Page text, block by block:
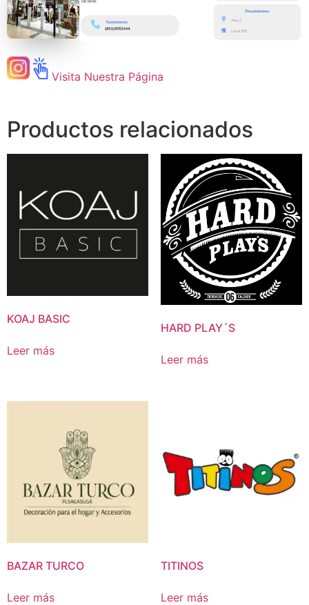
Visita Nuestra Página
Productos relacionados
KOAJ BASIC
Leer más
HARD PLAY´S
Leer más
BAZAR TURCO
Leer más
TITINOS
Leer más